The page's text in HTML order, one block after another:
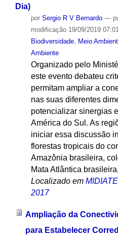
Dia)
por Sergio R V Bernardo —
modificação19/09/2019
Biodiversidade, Meio
Ambiente
Organizado pelo
este evento debateu
permitam ampliar a
nas suas diferentes
potencializar sinergias
América do Sul. As
iniciar essa discussão
florestas tropicais do
Amazônia brasileira,
Mata Atlântica
Localizado em
2017
Ampliação da
para Estabelecer